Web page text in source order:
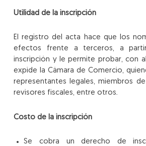
Utilidad de la inscripción
El registro del acta hace que los
efectos frente a terceros, a
inscripción y le permite probar, con
expide la Cámara de Comercio,
representantes legales, miembros
revisores fiscales, entre otros.
Costo de la inscripción
Se cobra un derecho de